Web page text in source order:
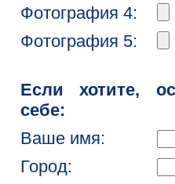
Фотография 4:
Фотография 5:
Если хотите,
себе:
Ваше имя:
Город: